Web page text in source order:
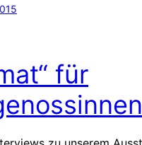
für